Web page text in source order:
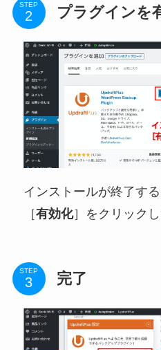
STEP プラグインを
インストールが終了す
［有効化］をクリックし
STEP 完了